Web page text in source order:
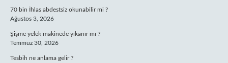
70 bin İhlas abdestsiz okunabilir mi ?
Ağustos 3, 2026
Şişme yelek makinede yıkanır mı ?
Temmuz 30, 2026
Tesbih ne anlama gelir ?